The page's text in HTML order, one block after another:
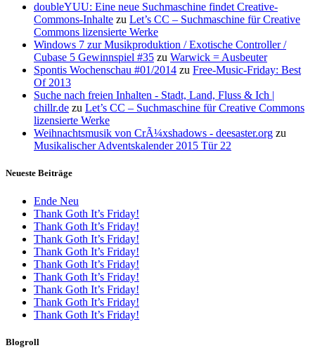
doubleYUU: Eine neue Suchmaschine findet Creative-
Commons-Inhalte zu Let’s CC – Suchmaschine für Creative
Commons lizensierte Werke
Windows 7 zur Musikproduktion / Exotische Controller /
Cubase 5 Gewinnspiel #35 zu Warwick = Ausbeuter
Spontis Wochenschau #01/2014 zu Free-Music-Friday: Best
Of 2013
Suche nach freien Inhalten - Stadt, Land, Fluss & Ich |
chillr.de zu Let’s CC – Suchmaschine für Creative Commons
lizensierte Werke
Weihnachtsmusik von CrÃ¼xshadows - deesaster.org zu
Musikalischer Adventskalender 2015 Tür 22
Neueste Beiträge
Ende Neu
Thank Goth It’s Friday!
Thank Goth It’s Friday!
Thank Goth It’s Friday!
Thank Goth It’s Friday!
Thank Goth It’s Friday!
Thank Goth It’s Friday!
Thank Goth It’s Friday!
Thank Goth It’s Friday!
Thank Goth It’s Friday!
Blogroll